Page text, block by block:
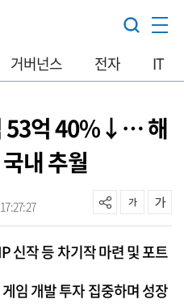
거버넌스 전자 IT
53억 40%↓… 해
내 추월
신작 등 차기작 마련 및 포트
임 개발 투자 집중하며 성장